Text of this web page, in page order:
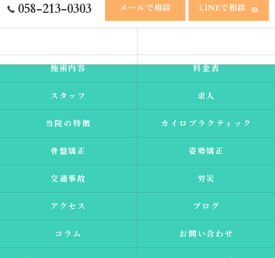
058-213-0303 メールで相談 LINEで相談
施術内容 料金表
スタッフ 求人
当院の特徴 カイロプラクティック
骨盤矯正 姿勢矯正
交通事故 労災
アクセス ブログ
コラム お問い合わせ